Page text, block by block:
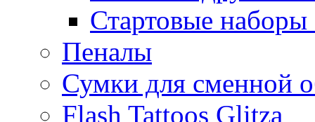
Стартовые
Пеналы
Сумки для сменной
Flash Tattoos Glitza